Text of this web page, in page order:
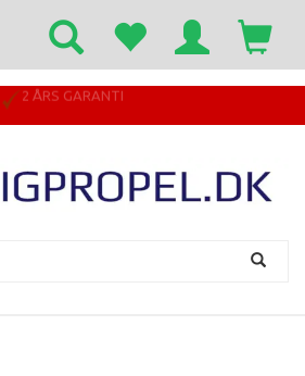
2 ÅRS GARANTI